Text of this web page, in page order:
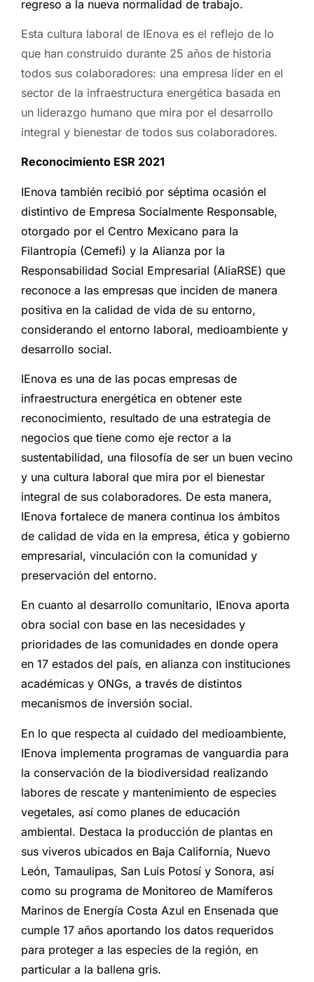
regreso a la nueva normalidad de trabajo.
Esta cultura laboral de IEnova es el reflejo de lo
que han construido durante 25 años de historia
todos sus colaboradores: una empresa líder en el
sector de la infraestructura energética basada en
un liderazgo humano que mira por el desarrollo
integral y bienestar de todos sus colaboradores.
Reconocimiento ESR 2021
IEnova también recibió por séptima ocasión el
distintivo de Empresa Socialmente Responsable,
otorgado por el Centro Mexicano para la
Filantropía (Cemefi) y la Alianza por la
Responsabilidad Social Empresarial (AliaRSE) que
reconoce a las empresas que inciden de manera
positiva en la calidad de vida de su entorno,
considerando el entorno laboral, medioambiente y
desarrollo social.
IEnova es una de las pocas empresas de
infraestructura energética en obtener este
reconocimiento, resultado de una estrategia de
negocios que tiene como eje rector a la
sustentabilidad, una filosofía de ser un buen vecino
y una cultura laboral que mira por el bienestar
integral de sus colaboradores. De esta manera,
IEnova fortalece de manera continua los ámbitos
de calidad de vida en la empresa, ética y gobierno
empresarial, vinculación con la comunidad y
preservación del entorno.
En cuanto al desarrollo comunitario, IEnova aporta
obra social con base en las necesidades y
prioridades de las comunidades en donde opera
en 17 estados del país, en alianza con instituciones
académicas y ONGs, a través de distintos
mecanismos de inversión social.
En lo que respecta al cuidado del medioambiente,
IEnova implementa programas de vanguardia para
la conservación de la biodiversidad realizando
labores de rescate y mantenimiento de especies
vegetales, así como planes de educación
ambiental. Destaca la producción de plantas en
sus viveros ubicados en Baja California, Nuevo
León, Tamaulipas, San Luis Potosí y Sonora, así
como su programa de Monitoreo de Mamíferos
Marinos de Energía Costa Azul en Ensenada que
cumple 17 años aportando los datos requeridos
para proteger a las especies de la región, en
particular a la ballena gris.